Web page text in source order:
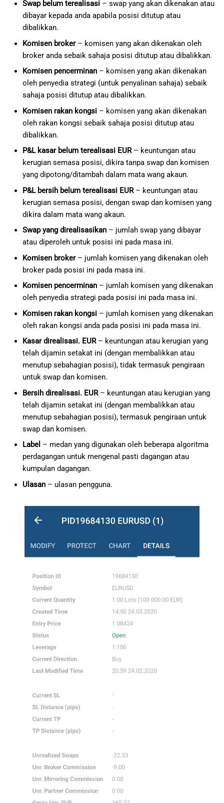
Swap belum terealisasi – swap yang akan dikenakan atau
dibayar kepada anda apabila posisi ditutup atau
dibalikkan.
Komisen broker– komisen yang akan dikenakan oleh
broker anda sebaik sahaja posisi ditutup atau dibalikkan.
Komisen pencerminan– komisen yang akan dikenakan
oleh penyedia strategi (untuk penyalinan sahaja) sebaik
sahaja posisi ditutup atau dibalikkan.
Komisen rakan kongsi– komisen yang akan dikenakan
oleh rakan kongsi sebaik sahaja posisi ditutup atau
dibalikkan.
P&L kasar belum terealisasi EUR– keuntungan atau
kerugian semasa posisi, dikira tanpa swap dan komisen
yang dipotong/ditambah dalam mata wang akaun.
P&L bersih belum terealisasi EUR– keuntungan atau
kerugian semasa posisi, dengan swap dan komisen yang
dikira dalam mata wang akaun.
Swap yang direalisasikan– jumlah swap yang dibayar
atau diperoleh untuk posisi ini pada masa ini.
Komisen broker– jumlah komisen yang dikenakan oleh
broker pada posisi ini pada masa ini.
Komisen pencerminan– jumlah komisen yang dikenakan
oleh penyedia strategi pada posisi ini pada masa ini.
Komisen rakan kongsi– jumlah komisen yang dikenakan
oleh rakan kongsi anda pada posisi ini pada masa ini.
Kasar direalisasi. EUR– keuntungan atau kerugian yang
telah dijamin setakat ini (dengan membalikkan atau
menutup sebahagian posisi), tidak termasuk pengiraan
untuk swap dan komisen.
Bersih direalisasi. EUR– keuntungan atau kerugian yang
telah dijamin setakat ini (dengan membalikkan atau
menutup sebahagian posisi), termasuk pengiraan untuk
swap dan komisen.
Label – medan yang digunakan oleh beberapa algoritma
perdagangan untuk mengenal pasti dagangan atau
kumpulan dagangan.
Ulasan– ulasan pengguna.